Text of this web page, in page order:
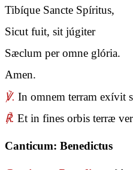
Tibíque Sancte Spíritus,
Sicut fuit, sit júgiter
Sæclum per omne glória.
Amen.
℣. In omnem terram exívit
℟. Et in fines orbis terræ
Canticum: Benedictus